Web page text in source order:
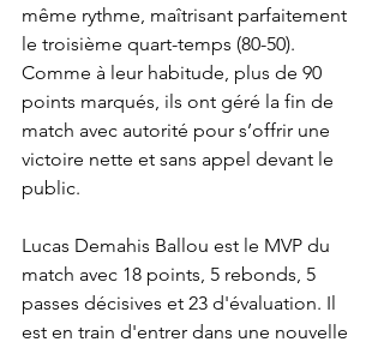
même rythme, maîtrisant parfaitement
le troisième quart-temps (80-50).
Comme à leur habitude, plus de 90
points marqués, ils ont géré la fin de
match avec autorité pour s’offrir une
victoire nette et sans appel devant le
public.
Lucas Demahis Ballou est le MVP du
match avec 18 points, 5 rebonds, 5
passes décisives et 23 d'évaluation. Il
est en train d'entrer dans une nouvelle